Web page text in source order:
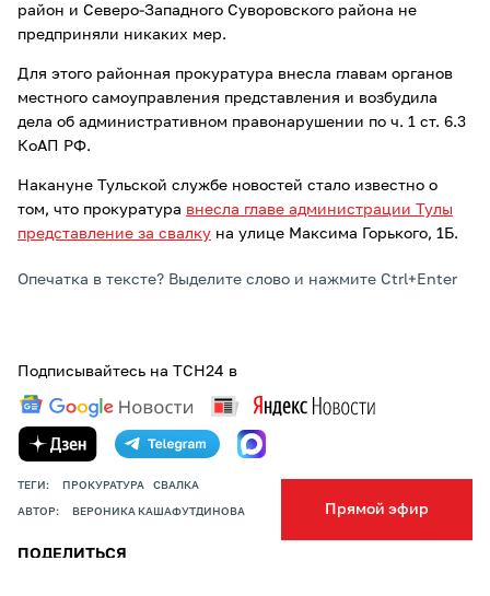
Прямой эфир
район и Северо-Западного Суворовского района не
предприняли никаких мер.
Для этого районная прокуратура внесла главам органов
местного самоуправления представления и возбудила
дела об административном правонарушении по ч. 1 ст. 6.3
КоАП РФ.
Накануне Тульской службе новостей стало известно о
том, что прокуратура внесла главе администрации Тулы
представление за свалку на улице Максима Горького, 1Б.
Опечатка в тексте? Выделите слово и нажмите Ctrl+Enter
Подписывайтесь на ТСН24 в
ТЕГИ: ПРОКУРАТУРА СВАЛКА
АВТОР: ВЕРОНИКА КАШАФУТДИНОВА
ПОДЕЛИТЬСЯ